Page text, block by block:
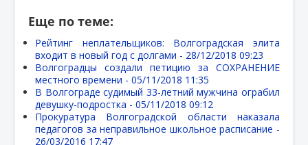
Еще по теме:
Рейтинг неплательщиков: Волгоградская элита
входит в новый год с долгами - 28/12/2018 09:23
Волгоградцы создали петицию за СОХРАНЕНИЕ
местного времени - 05/11/2018 11:35
В Волгограде судимый 33-летний мужчина ограбил
девушку-подростка - 05/11/2018 09:12
Прокуратура Волгоградской области наказала
педагогов за неправильное школьное расписание -
26/03/2016 17:47